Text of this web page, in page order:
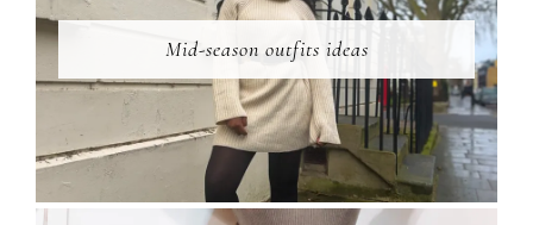
Mid-season outfits ideas